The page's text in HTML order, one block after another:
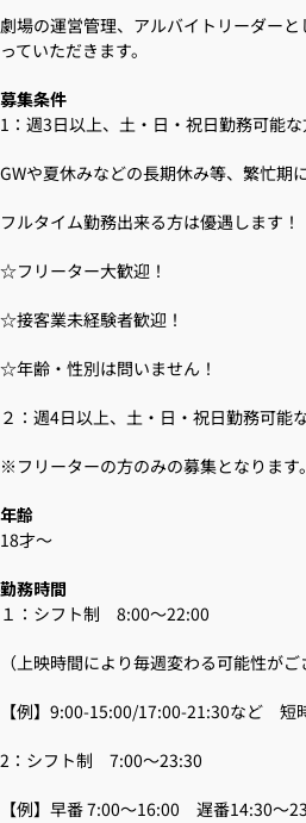
劇場の運営管理、アルバイトリーダー
っていただきます。
募集条件
1：週3日以上、土・日・祝日勤務可能
GWや夏休みなどの長期休み等、繁忙期
フルタイム勤務出来る方は優遇します！
☆フリーター大歓迎！
☆接客業未経験者歓迎！
☆年齢・性別は問いません！
２：週4日以上、土・日・祝日勤務可能
※フリーターの方のみの募集となります。
年齢
18才～
勤務時間
１：シフト制 8:00～22:00
（上映時間により毎週変わる可能性がご
【例】9:00-15:00/17:00-21:30など 短
2：シフト制 7:00～23:30
【例】早番 7:00～16:00 遅番14:30～